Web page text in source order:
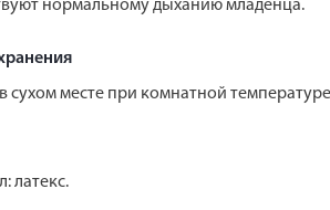
нормальному дыханию младенца.
сухом месте при комнатной
латекс.